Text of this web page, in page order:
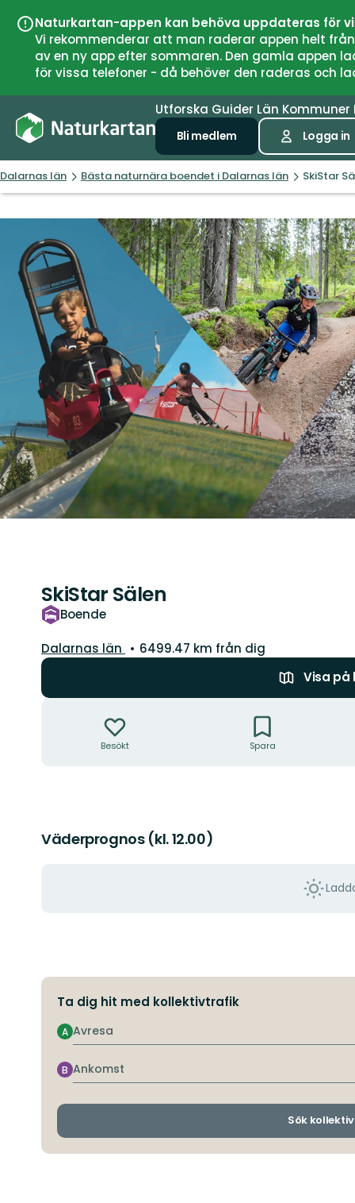
Naturkartan-appen kan behöva uppdateras för
Vi rekommenderar att man raderar appen helt
av en ny app efter sommaren. Den gamla
för vissa telefoner - då behöver den raderas och
Utforska Guider Län Kommuner
Bli medlem Logga in
Dalarnas län Bästa naturnära boendet i Dalarnas län SkiStar
SkiStar Sälen
Boende
Län:
Dalarnas län
6499.47 km från dig
Visa på
Besökt Spara
Väderprognos (kl. 12.00)
Ta dig hit med kollektivtrafik
Avresa
A
Ankomst
B
Sök